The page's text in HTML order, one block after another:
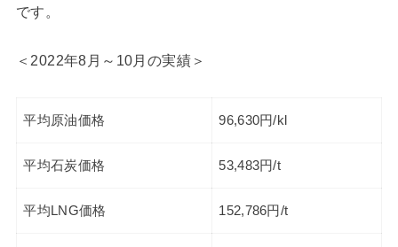
です。
＜2022年8月～10月の実績＞
平均原油価格 96,630円/kl
平均石炭価格 53,483円/t
平均LNG価格 152,786円/t